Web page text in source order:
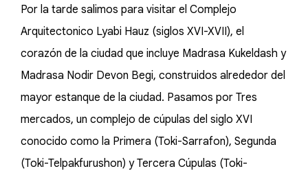
Por la tarde salimos para visitar el Complejo
Arquitectonico Lyabi Hauz (siglos XVI-XVII), el
corazón de la ciudad que incluye Madrasa Kukeldash y
Madrasa Nodir Devon Begi, construidos alrededor del
mayor estanque de la ciudad. Pasamos por Tres
mercados, un complejo de cúpulas del siglo XVI
conocido como la Primera (Toki-Sarrafon), Segunda
(Toki-Telpakfurushon) y Tercera Cúpulas (Toki-